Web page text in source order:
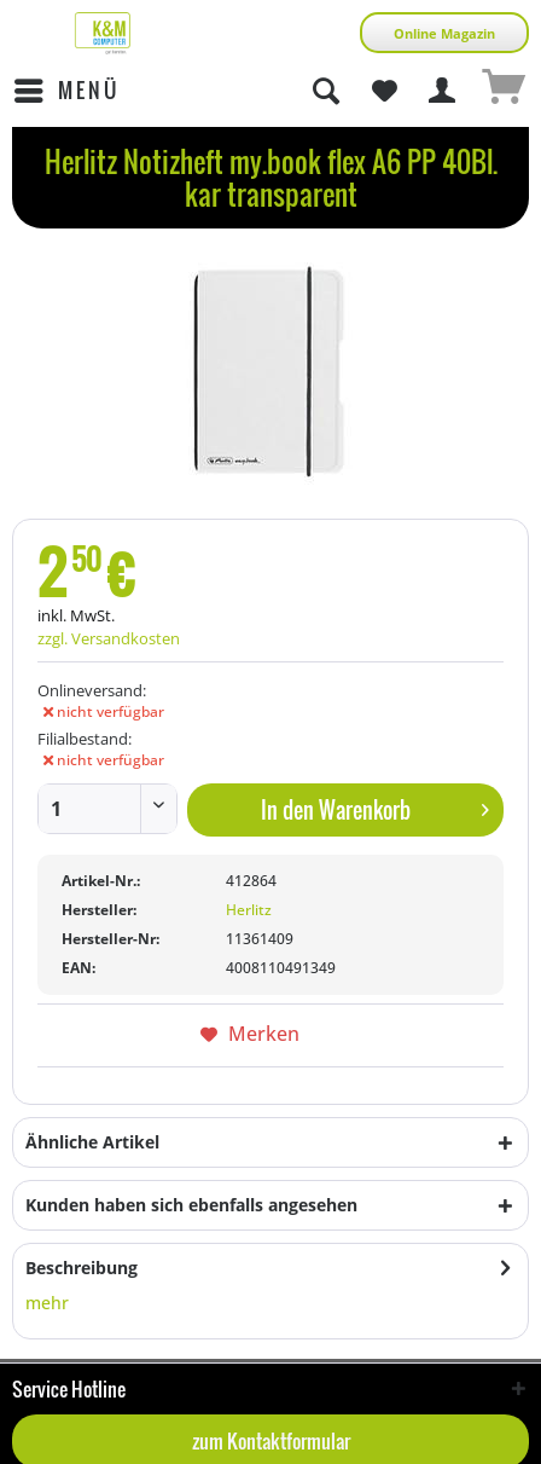
Online Magazin
MENÜ
Herlitz Notizheft my.book flex A6 PP 40Bl.
kar transparent
250€
inkl. MwSt.
zzgl. Versandkosten
Onlineversand:
nicht verfügbar
Filialbestand:
nicht verfügbar
In denWarenkorb
Artikel-Nr.:
412864
Hersteller:
Herlitz
Hersteller-Nr:
11361409
EAN:
4008110491349
Merken
Ähnliche Artikel
Kunden haben sich ebenfalls angesehen
Beschreibung
mehr
Service Hotline
zum Kontaktformular